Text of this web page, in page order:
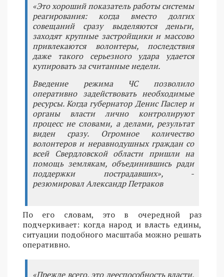
«Это хороший показатель работы системы
реагирования: когда вместо долгих
совещаний сразу выделяются деньги,
заходят крупные застройщики и массово
привлекаются волонтеры, последствия
даже такого серьезного удара удается
купировать за считанные недели.
Введение режима ЧС позволило
оперативно задействовать необходимые
ресурсы. Когда губернатор Денис Паслер и
органы власти лично контролируют
процесс не словами, а делами, результат
виден сразу. Огромное количество
волонтеров и неравнодушных граждан со
всей Свердловской области пришли на
помощь землякам, объединившись ради
поддержки пострадавших», -
резюмировал Александр Петраков
По его словам, это в очередной раз
подчеркивает: когда народ и власть едины,
ситуации подобного масштаба можно решать
оперативно.
«Прежде всего, это дееспособность власти.